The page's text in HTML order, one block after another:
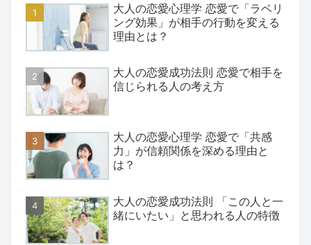
大人の恋愛心理学 恋愛で「ラベリ
ング効果」が相手の行動を変える
理由とは？
大人の恋愛成功法則 恋愛で相手を
信じられる人の考え方
大人の恋愛心理学 恋愛で「共感
力」が信頼関係を深める理由と
は？
大人の恋愛成功法則 「この人と一
緒にいたい」と思われる人の特徴